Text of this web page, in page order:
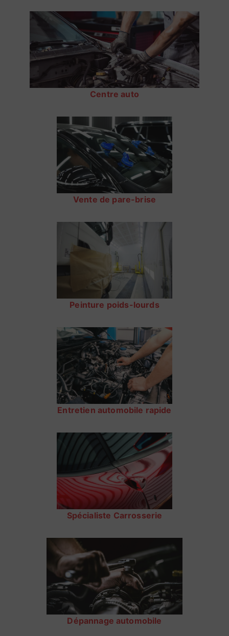
Centre auto
Vente de pare-brise
Peinture poids-lourds
Entretien automobile rapide
Spécialiste Carrosserie
Dépannage automobile